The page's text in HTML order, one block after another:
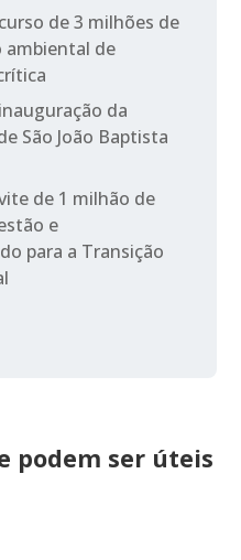
de 3 milhões de
ambiental de
da
São João Baptista
de 1 milhão de
e
para a Transição
podem ser úteis